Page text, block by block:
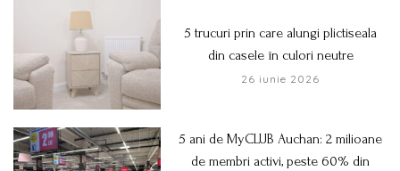
5 trucuri prin care alungi plictiseala
din casele în culori neutre
26 iunie 2026
5 ani de MyCLUB Auchan: 2 milioane
de membri activi, peste 60% din